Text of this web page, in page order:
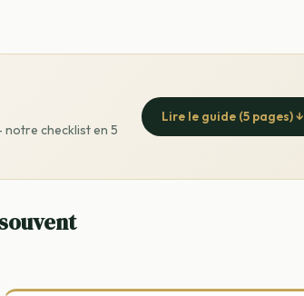
checklist en 5
Lire le guide (5 pages) ↓